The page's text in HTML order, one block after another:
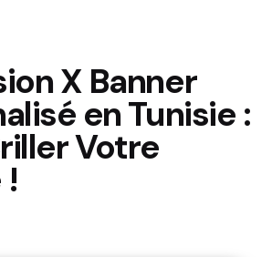
X Banner
en Tunisie :
Votre